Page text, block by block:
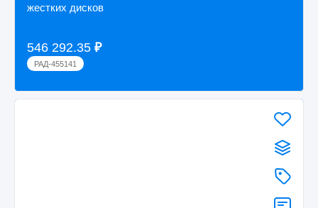
жестких дисков
546 292.35 ₽
РАД-455141